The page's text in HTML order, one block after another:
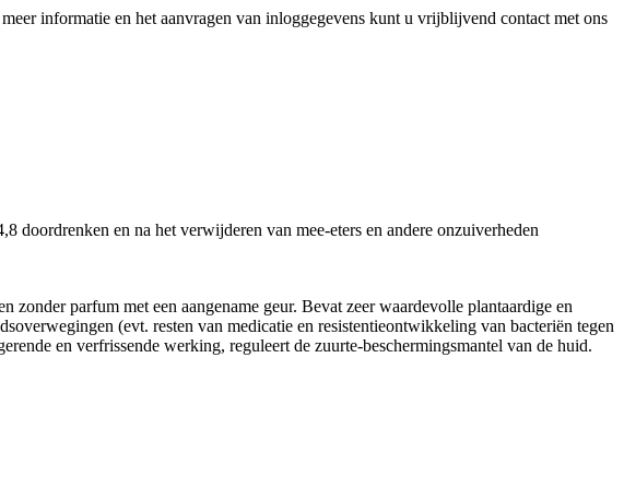
informatie en het aanvragen van inloggegevens kunt u vrijblijvend contact met ons
en na het verwijderen van mee-eters en andere onzuiverheden
parfum met een aangename geur. Bevat zeer waardevolle plantaardige en
(evt. resten van medicatie en resistentieontwikkeling van bacteriën tegen
en verfrissende werking, reguleert de zuurte-beschermingsmantel van de huid.